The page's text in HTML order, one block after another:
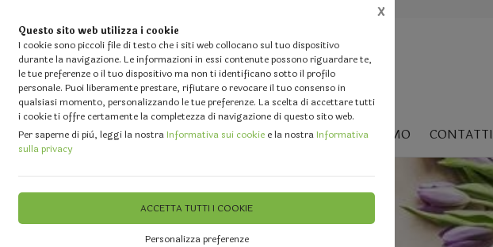
Questo sito web utilizza i cookie
I cookie sono piccoli file di testo che i siti web collocano sul tuo dispositivo
durante la navigazione. Le informazioni in essi contenute possono riguardare te,
le tue preferenze o il tuo dispositivo ma non ti identificano sotto il profilo
personale. Puoi liberamente prestare, rifiutare o revocare il tuo consenso in
qualsiasi momento, personalizzando le tue preferenze. La scelta di accettare tutti
i cookie ti offre certamente la completezza di navigazione di questo sito web.
Per saperne di più, leggi la nostraInformativa sui cookie e la nostraInformativa
sulla privacy
ACCETTA TUTTI I COOKIE
Personalizza preferenze
X
DESIGN GALLERY DOVE SIAMO FEEDBACK CHI SIAMO CONTATTI
PARETI MOSS STABILIZZATE